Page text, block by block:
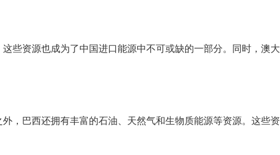
些资源也成为了中国进口能源中不可或缺的一部分。同时，澳大
，巴西还拥有丰富的石油、天然气和生物质能源等资源。这些资